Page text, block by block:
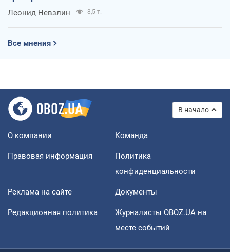
Леонид Невзлин 8,5 т.
Все мнения
В начало
О компании Команда
Правовая информация
Политика
конфиденциальности
Реклама на сайте Документы
Редакционная политика
Журналисты OBOZ.UA на
месте событий